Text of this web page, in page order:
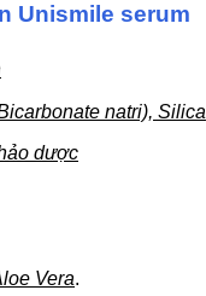
Unismile serum
natri), Silica
dược
Vera.